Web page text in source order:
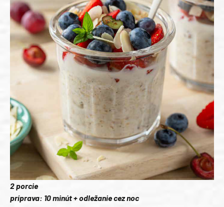
2 porcie
príprava: 10 minút + odležanie cez noc